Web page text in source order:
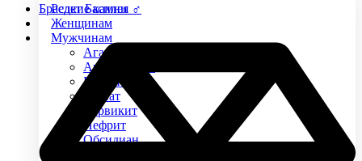
Редкие камни
Женщинам
Мужчинам
Агат
Агат черный
Бычий глаз
Гранат
Ларвикит
Нефрит
Обсидиан
Браслет Басилея ♂